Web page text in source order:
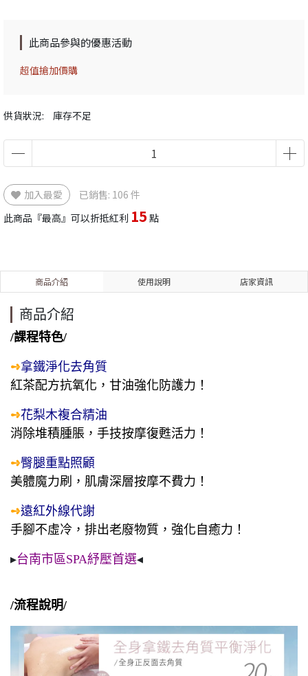
供貨狀況: 庫存不足
此商品參與的優惠活動
超值搶加價購
加入最愛
已銷售: 106 件
此商品『最高』可以折抵紅利 15點
商品介紹 使用說明 店家資訊
商品介紹
/課程特色/
➺拿鐵淨化去角質
紅茶配方抗氧化，甘油強化防護力！
➺花梨木複合精油
消除堆積腫脹，手技按摩復甦活力！
➺臀腿重點照顧
美體魔力刷，肌膚深層按摩不費力！
➺遠紅外線代謝
手腳不虛冷，排出老廢物質，強化自癒力！
▸台南市區SPA紓壓首選◂
/流程說明/